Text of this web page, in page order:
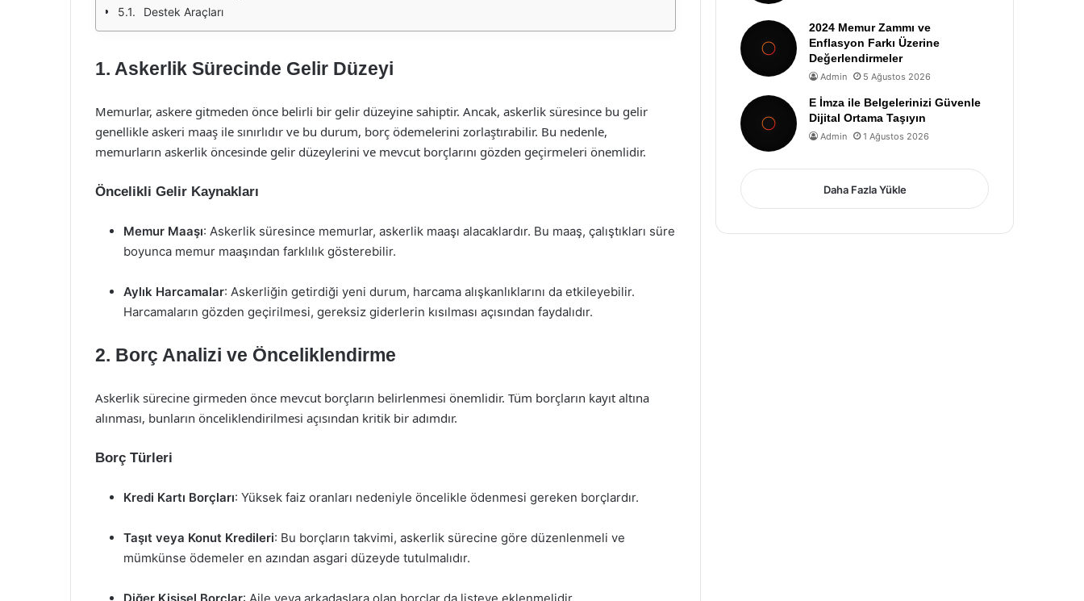
Destek Araçları
1. Askerlik Sürecinde Gelir Düzeyi
Memurlar, askere gitmeden önce belirli bir gelir düzeyine sahiptir. Ancak, askerlik süresince bu gelir
genellikle askeri maaş ile sınırlıdır ve bu durum, borç ödemelerini zorlaştırabilir. Bu nedenle,
memurların askerlik öncesinde gelir düzeylerini ve mevcut borçlarını gözden geçirmeleri önemlidir.
Öncelikli Gelir Kaynakları
Memur Maaşı: Askerlik süresince memurlar, askerlik maaşı alacaklardır. Bu maaş, çalıştıkları süre
boyunca memur maaşından farklılık gösterebilir.
Aylık Harcamalar: Askerliğin getirdiği yeni durum, harcama alışkanlıklarını da etkileyebilir.
Harcamaların gözden geçirilmesi, gereksiz giderlerin kısılması açısından faydalıdır.
2. Borç Analizi ve Önceliklendirme
Askerlik sürecine girmeden önce mevcut borçların belirlenmesi önemlidir. Tüm borçların kayıt altına
alınması, bunların önceliklendirilmesi açısından kritik bir adımdır.
Borç Türleri
Kredi Kartı Borçları: Yüksek faiz oranları nedeniyle öncelikle ödenmesi gereken borçlardır.
Taşıt veya Konut Kredileri: Bu borçların takvimi, askerlik sürecine göre düzenlenmeli ve
mümkünse ödemeler en azından asgari düzeyde tutulmalıdır.
2024 Memur Zammı ve
Enflasyon Farkı Üzerine
Değerlendirmeler
Admin 5 Ağustos 2026
E İmza ile Belgelerinizi Güvenle
Dijital Ortama Taşıyın
Admin 1 Ağustos 2026
Daha Fazla Yükle